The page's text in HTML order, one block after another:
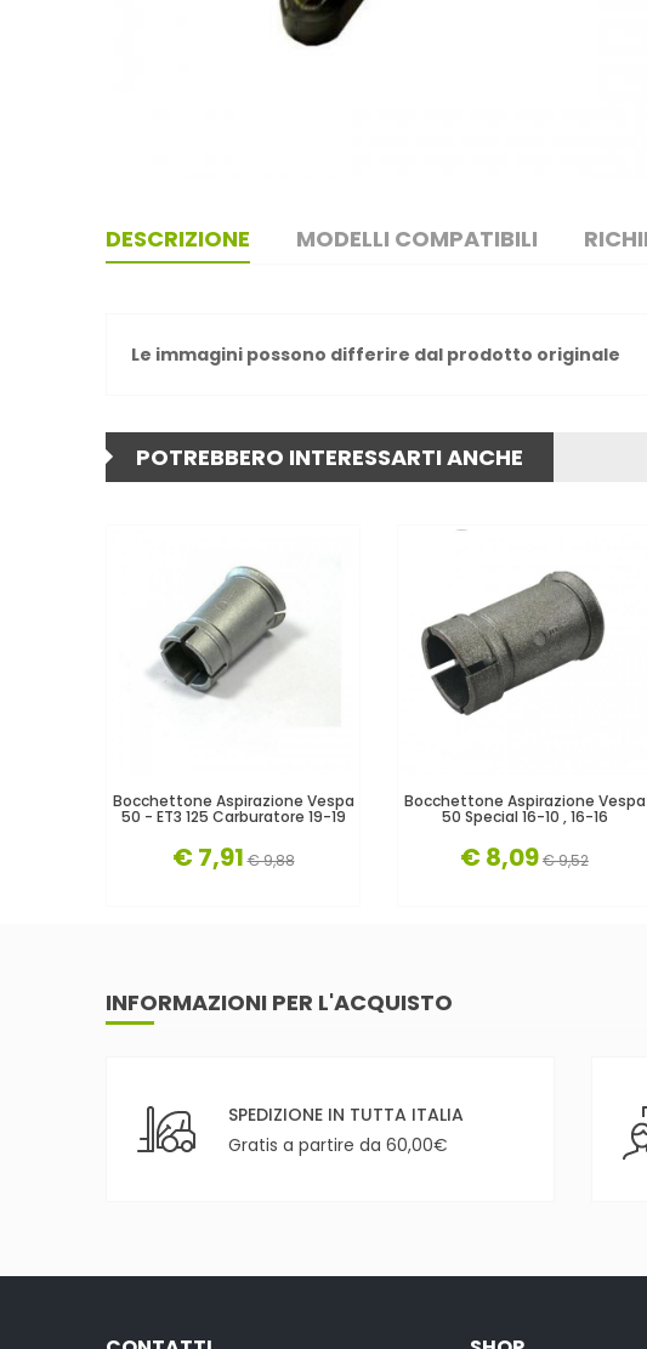
DESCRIZIONE MODELLI COMPATIBILI
Le immagini possono differire dal prodotto originale
POTREBBERO INTERESSARTI ANCHE
Bocchettone Aspirazione Vespa
50 - ET3 125 Carburatore 19-19
€ 7,91 € 9,88
Bocchettone Aspirazione Vespa
50 Special 16-10 , 16-16
€ 8,09€ 9,52
INFORMAZIONI PER L'ACQUISTO
SPEDIZIONE IN TUTTA ITALIA
Gratis a partire da 60,00€